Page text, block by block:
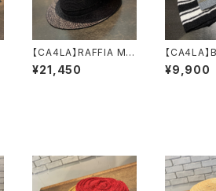
【CA4LA】RAFFIA MT
CHOP ハット
TAM02737
¥21,450
【CA4LA
T
ト
¥9,900